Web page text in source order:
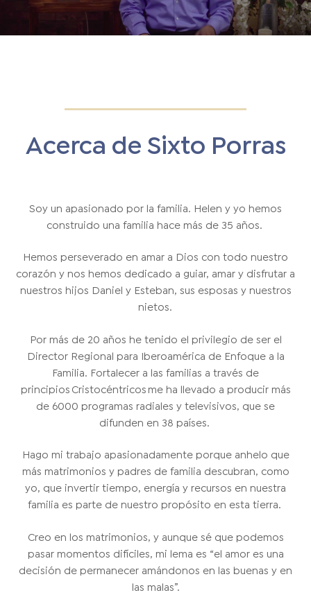
Acerca de Sixto Porras
Soy un apasionado por la familia. Helen y yo hemos
construido una familia hace más de 35 años.
Hemos perseverado en amar a Dios con todo nuestro
corazón y nos hemos dedicado a guiar, amar y disfrutar a
nuestros hijos Daniel y Esteban, sus esposas y nuestros
nietos.
Por más de 20 años he tenido el privilegio de ser el
Director Regional para Iberoamérica de Enfoque a la
Familia. Fortalecer a las familias a través de
principios Cristocéntricos me ha llevado a producir más
de 6000 programas radiales y televisivos, que se
difunden en 38 países.
Hago mi trabajo apasionadamente porque anhelo que
más matrimonios y padres de familia descubran, como
yo, que invertir tiempo, energía y recursos en nuestra
familia es parte de nuestro propósito en esta tierra.
Creo en los matrimonios, y aunque sé que podemos
pasar momentos difíciles, mi lema es “el amor es una
decisión de permanecer amándonos en las buenas y en
las malas”.